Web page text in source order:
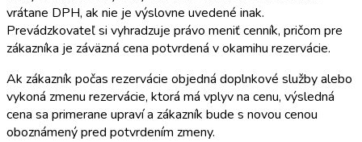
vrátane DPH, ak nie je výslovne uvedené inak.
Prevádzkovateľ si vyhradzuje právo meniť cenník, pričom pre
zákazníka je záväzná cena potvrdená v okamihu rezervácie.
Ak zákazník počas rezervácie objedná doplnkové služby alebo
vykoná zmenu rezervácie, ktorá má vplyv na cenu, výsledná
cena sa primerane upraví a zákazník bude s novou cenou
oboznámený pred potvrdením zmeny.